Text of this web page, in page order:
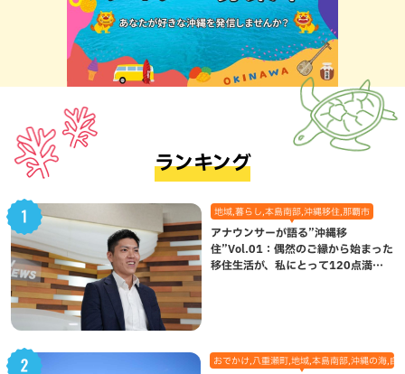
ランキング
地域,暮らし,本島南部,沖縄移住,那覇市
アナウンサーが語る”沖縄移
住”Vol.01：偶然のご縁から始まった
移住生活が、私にとって120点満点
おでかけ,八重瀬町,地域,本島南部,沖縄の海,自